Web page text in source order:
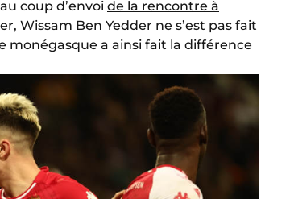
coup d’envoi de la rencontre à
Wissam Ben Yedder ne s’est pas fait
monégasque a ainsi fait la différence